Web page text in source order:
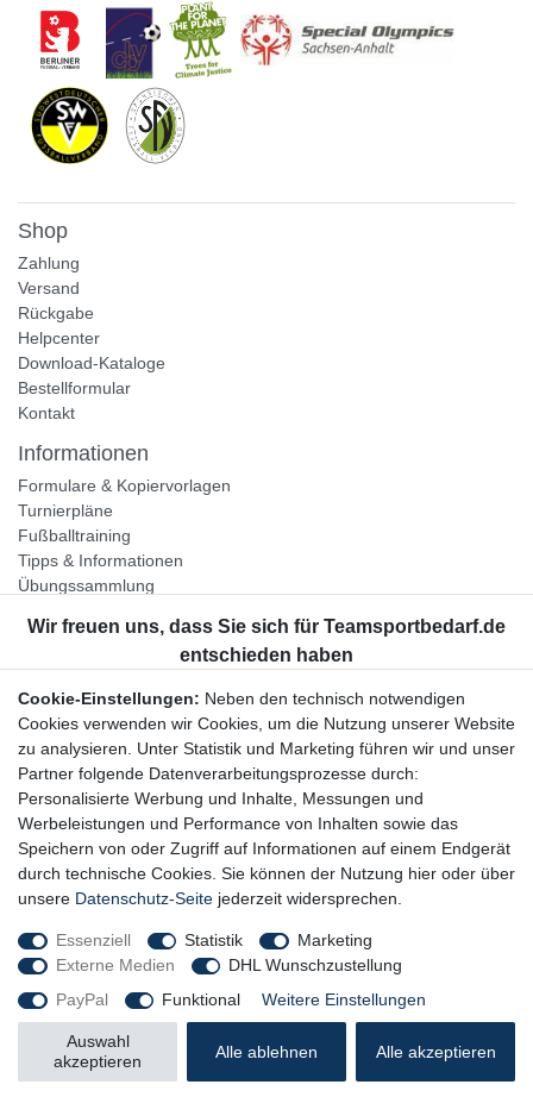
Shop
Zahlung
Versand
Rückgabe
Helpcenter
Download-Kataloge
Bestellformular
Kontakt
Informationen
Formulare & Kopiervorlagen
Turnierpläne
Fußballtraining
Tipps & Informationen
Übungssammlung
Unternehmen
Widerrufsrecht
Bestellung widerrufen
Datenschutzerklärung
AGB
Impressum
Newsletter
Newsletter-Anmeldung
© Copyright 2026 Trainingsunterlagen24 GmbH. Alle Rechte vorbehalten.
Cookie-Einstellungen: Neben den technisch notwendigen
Cookies verwenden wir Cookies, um die Nutzung unserer Website
zu analysieren. Unter Statistik und Marketing führen wir und unser
Partner folgende Datenverarbeitungsprozesse durch:
Personalisierte Werbung und Inhalte, Messungen und
Werbeleistungen und Performance von Inhalten sowie das
Speichern von oder Zugriff auf Informationen auf einem Endgerät
durch technische Cookies. Sie können der Nutzung hier oder über
unsere Datenschutz-Seite jederzeit widersprechen.
Essenziell Statistik
Marketing
Externe Medien
DHL Wunschzustellung
PayPal
Funktional Weitere Einstellungen
Alle akzeptieren
Alle ablehnen
Auswahl
akzeptieren